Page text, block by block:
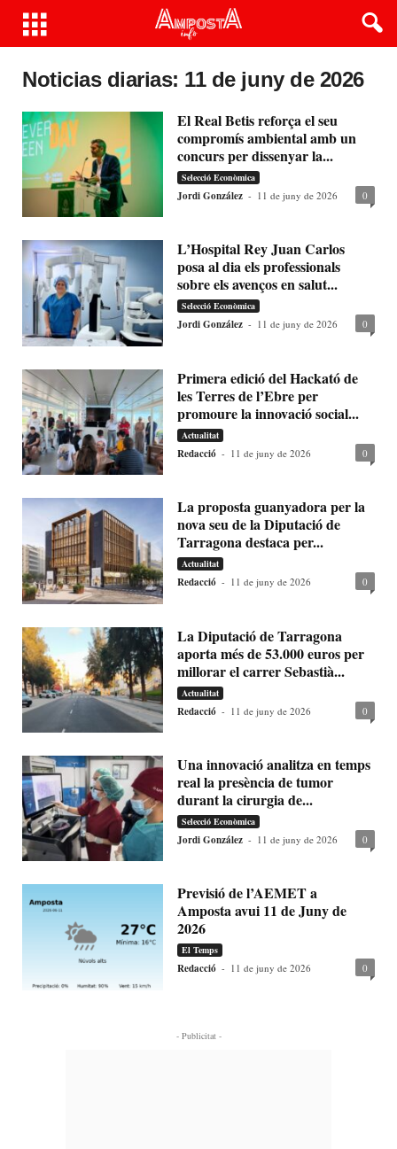
Noticias diarias: 11 de juny de 2026
El Real Betis reforça el seu
compromís ambiental amb un
concurs per dissenyar la...
Selecció Econòmica
Jordi González - 11 de juny de 2026 0
L’Hospital Rey Juan Carlos
posa al dia els professionals
sobre els avenços en salut...
Selecció Econòmica
Jordi González - 11 de juny de 2026 0
Primera edició del Hackató de
les Terres de l’Ebre per
promoure la innovació social...
Actualitat
Redacció - 11 de juny de 2026 0
La proposta guanyadora per la
nova seu de la Diputació de
Tarragona destaca per...
Actualitat
Redacció - 11 de juny de 2026 0
La Diputació de Tarragona
aporta més de 53.000 euros per
millorar el carrer Sebastià...
Actualitat
Redacció - 11 de juny de 2026 0
Una innovació analitza en temps
real la presència de tumor
durant la cirurgia de...
Selecció Econòmica
Jordi González - 11 de juny de 2026 0
Previsió de l’AEMET a
Amposta avui 11 de Juny de
2026
El Temps
Redacció - 11 de juny de 2026 0
- Publicitat -